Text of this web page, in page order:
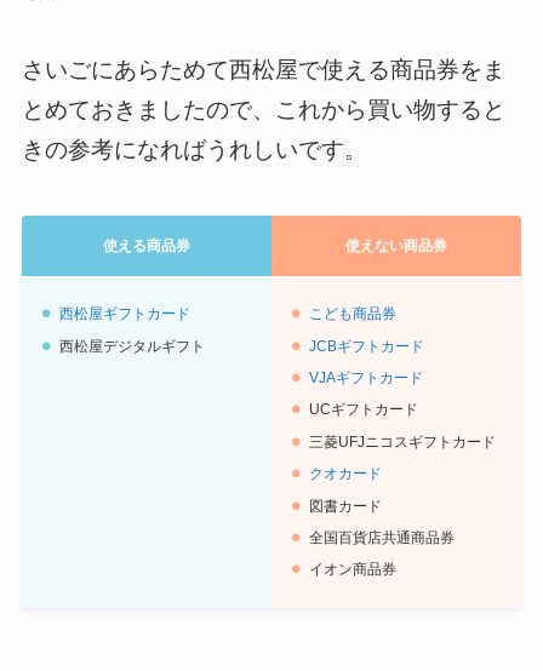
さいごにあらためて西松屋で使える商品券をま
とめておきましたので、これから買い物すると
きの参考になればうれしいです。
使える商品券 使えない商品券
西松屋ギフトカード
西松屋デジタルギフト
こども商品券
JCBギフトカード
VJAギフトカード
UCギフトカード
三菱UFJニコスギフトカード
クオカード
図書カード
全国百貨店共通商品券
イオン商品券